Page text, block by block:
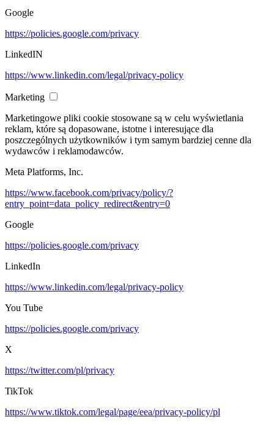
Google
https://policies.google.com/privacy
LinkedIN
https://www.linkedin.com/legal/privacy-policy
Marketing
Marketingowe pliki cookie stosowane są w celu wyświetlania
reklam, które są dopasowane, istotne i interesujące dla
poszczególnych użytkowników i tym samym bardziej cenne dla
wydawców i reklamodawców.
Meta Platforms, Inc.
https://www.facebook.com/privacy/policy/?
entry_point=data_policy_redirect&entry=0
Google
https://policies.google.com/privacy
LinkedIn
https://www.linkedin.com/legal/privacy-policy
You Tube
https://policies.google.com/privacy
X
https://twitter.com/pl/privacy
TikTok
https://www.tiktok.com/legal/page/eea/privacy-policy/pl